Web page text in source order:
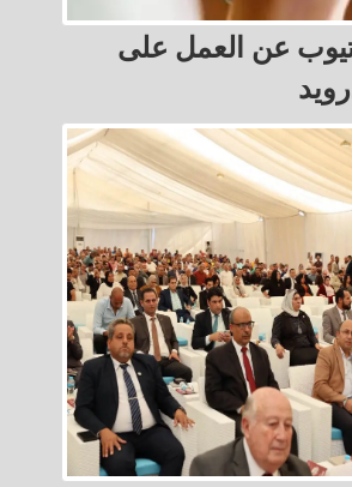
عن العمل على